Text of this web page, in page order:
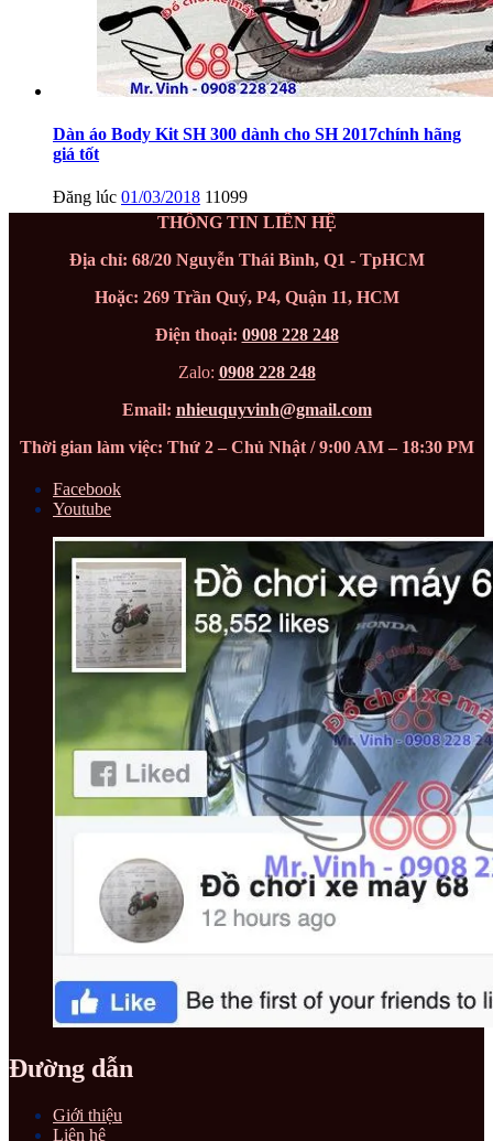
Dàn áo Body Kit SH 300 dành cho SH 2017chính hãng
giá tốt
Đăng lúc 01/03/2018 11099
THÔNG TIN LIÊN HỆ
Địa chỉ: 68/20 Nguyễn Thái Bình, Q1 - TpHCM
Hoặc: 269 Trần Quý, P4, Quận 11, HCM
Điện thoại: 0908 228 248
Zalo: 0908 228 248
Email: nhieuquyvinh@gmail.com
Thời gian làm việc: Thứ 2 – Chủ Nhật / 9:00 AM – 18:30 PM
Facebook
Youtube
Đường dẫn
Giới thiệu
Liên hệ